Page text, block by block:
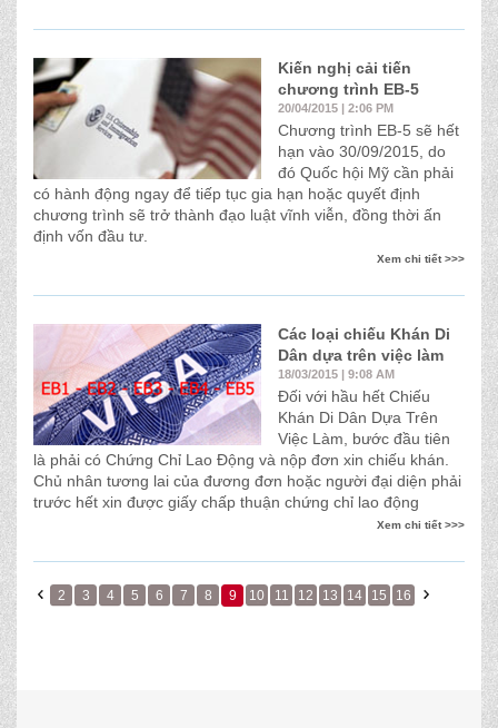
Kiến nghị cải tiến
chương trình EB-5
20/04/2015 | 2:06 PM
Chương trình EB-5 sẽ hết
hạn vào 30/09/2015, do
đó Quốc hội Mỹ cần phải
có hành động ngay để tiếp tục gia hạn hoặc quyết định
chương trình sẽ trở thành đạo luật vĩnh viễn, đồng thời ấn
định vốn đầu tư.
Xem chi tiết >>>
Các loại chiếu Khán Di
Dân dựa trên việc làm
18/03/2015 | 9:08 AM
Đối với hầu hết Chiếu
Khán Di Dân Dựa Trên
Việc Làm, bước đầu tiên
là phải có Chứng Chỉ Lao Động và nộp đơn xin chiếu khán.
Chủ nhân tương lai của đương đơn hoặc người đại diện phải
trước hết xin được giấy chấp thuận chứng chỉ lao động
Xem chi tiết >>>
2 3 4 5 6 7 8 9 10 11 12 13 14 15 16